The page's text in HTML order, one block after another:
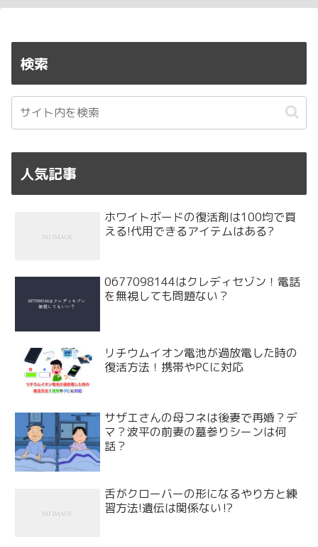
検索
人気記事
ホワイトボードの復活剤は100均で買
える!代用できるアイテムはある?
0677098144はクレディセゾン！電話
を無視しても問題ない？
リチウムイオン電池が過放電した時の
復活方法！携帯やPCに対応
サザエさんの母フネは後妻で再婚？デ
マ？波平の前妻の墓参りシーンは何
話？
舌がクローバーの形になるやり方と練
習方法!遺伝は関係ない⁉